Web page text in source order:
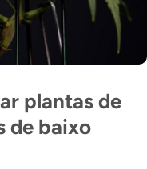
plantas de
de baixo